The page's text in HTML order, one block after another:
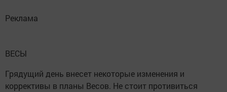
Реклама
ВЕСЫ
Грядущий день внесет некоторые изменения и
коррективы в планы Весов. Не стоит противиться